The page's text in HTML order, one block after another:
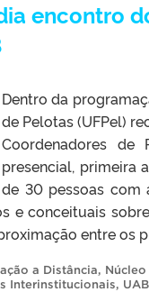
encontro
Dentro da
de Pelotas (UFPel)
Coordenadores
presencial, primeira
de 30 pessoas com
e conceituais
entre os
a Distância,
Interinstitucionais, UAB